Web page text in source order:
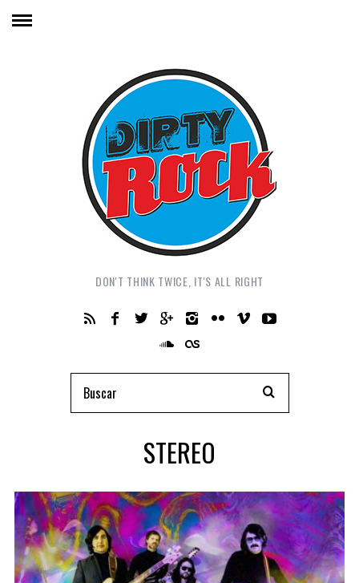
DON'T THINK TWICE, IT'S ALL RIGHT
STEREO